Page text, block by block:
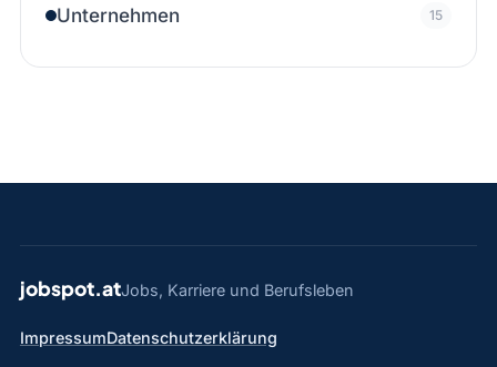
Unternehmen 15
jobspot.atJobs, Karriere und Berufsleben
ImpressumDatenschutzerklärung